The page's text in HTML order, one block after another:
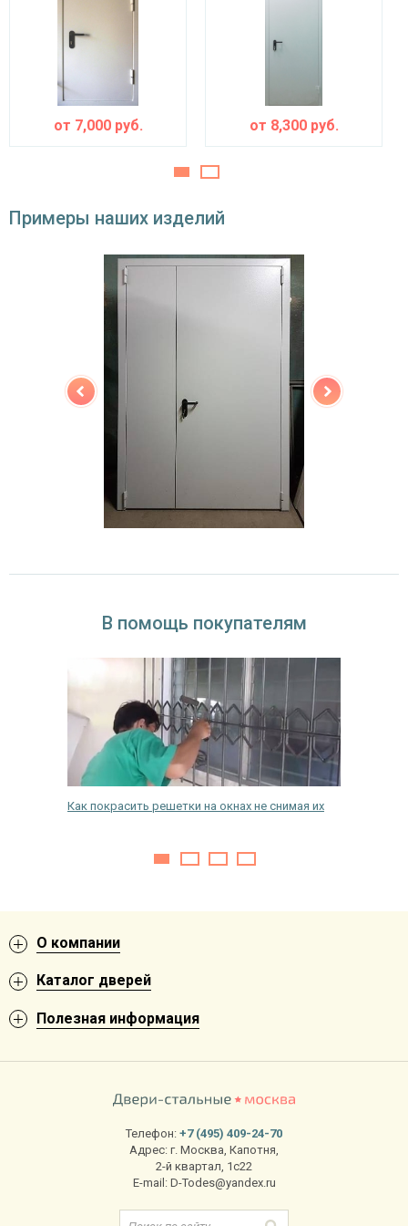
от 7,000руб. от 8,300руб.
Примеры наших изделий
В помощь покупателям
Как покрасить решетки на окнах не снимая их
О компании
Каталог дверей
Полезная информация
Телефон: +7 (495) 409-24-70
Адрес: г. Москва, Капотня,
2-й квартал, 1с22
E-mail: D-Todes@yandex.ru